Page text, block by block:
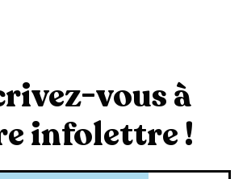
vous à
infolettre !